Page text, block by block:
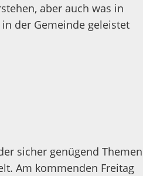
aber auch was in
der Gemeinde geleistet
sicher genügend Themen
Am kommenden Freitag